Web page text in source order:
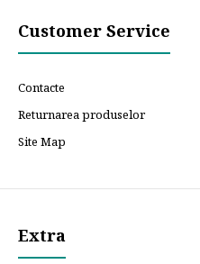
Customer Service
Contacte
Returnarea produselor
Site Map
Extra